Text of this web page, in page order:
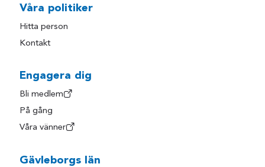
Våra politiker
Hitta person
Kontakt
Engagera dig
Bli medlem
På gång
Våra vänner
Gävleborgs län